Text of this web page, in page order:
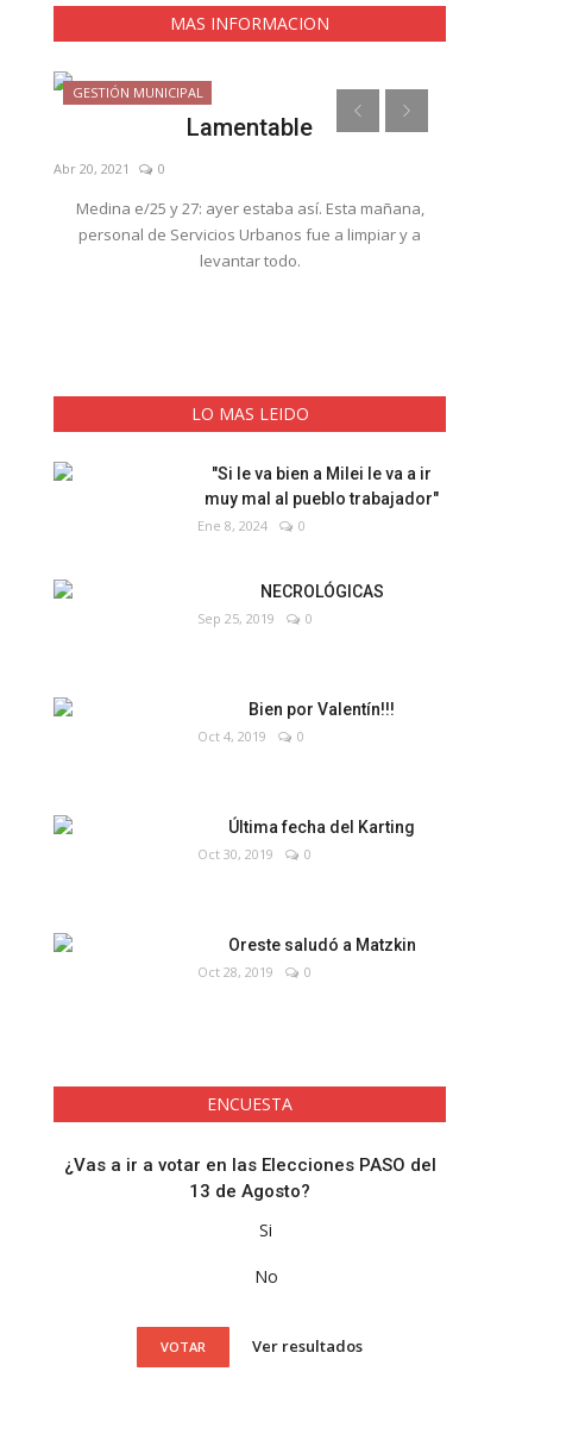
MAS INFORMACION
GESTIÓN MUNICIPAL
Lamentable
Abr 20, 2021 0
Medina e/25 y 27: ayer estaba así. Esta mañana,
personal de Servicios Urbanos fue a limpiar y a
levantar todo.
LO MAS LEIDO
"Si le va bien a Milei le va a ir
muy mal al pueblo trabajador"
Ene 8, 2024 0
NECROLÓGICAS
Sep 25, 2019 0
Bien por Valentín!!!
Oct 4, 2019 0
Última fecha del Karting
Oct 30, 2019 0
Oreste saludó a Matzkin
Oct 28, 2019 0
ENCUESTA
¿Vas a ir a votar en las Elecciones PASO del
13 de Agosto?
Si
No
VOTAR Ver resultados